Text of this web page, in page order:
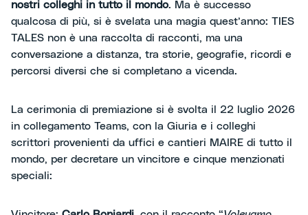
nostri colleghi in tutto il mondo. Ma è successo
qualcosa di più, si è svelata una magia quest’anno: TIES
TALES non è una raccolta di racconti, ma una
conversazione a distanza, tra storie, geografie, ricordi e
percorsi diversi che si completano a vicenda.
La cerimonia di premiazione si è svolta il 22 luglio 2026
in collegamento Teams, con la Giuria e i colleghi
scrittori provenienti da uffici e cantieri MAIRE di tutto il
mondo, per decretare un vincitore e cinque menzionati
speciali: